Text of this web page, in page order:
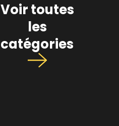
Voir toutes
les
catégories